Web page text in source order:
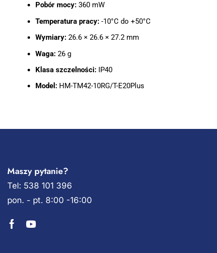
Pobór mocy:360 mW
Temperatura pracy:-10°C do +50°C
Wymiary:26.6 × 26.6 × 27.2 mm
Waga:26 g
Klasa szczelności:IP40
Model:HM-TM42-10RG/T-E20Plus
Maszy pytanie?
Tel: 538 101 396
pon. - pt. 8:00 -16:00